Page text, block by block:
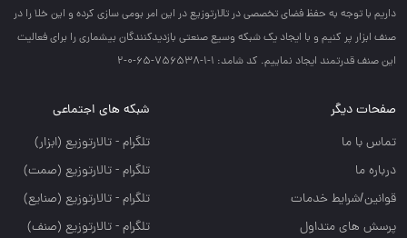
داريم با توجه به حفظ فضاي تخصصي در تالارتوزيع در اين امر بومي سازي كرده و اين خلا را در
صنف ابزار پر كنيم و با ايجاد يك شبكه وسيع صنعتي بازديدكنندگان بيشماري را براي فعاليت
اين صنف قدرتمند ايجاد نماييم. کد شامد: 1-1-756538-65-0-2
صفحات دیگر
تماس با ما
درباره ما
قوانین/شرایط خدمات
پرسش های متداول
شبکه های اجتماعی
تلگرام - تالارتوزيع (ابزار)
تلگرام - تالارتوزيع (صمت)
تلگرام - تالارتوزيع (صنايع)
تلگرام - تالارتوزیع (صنف)